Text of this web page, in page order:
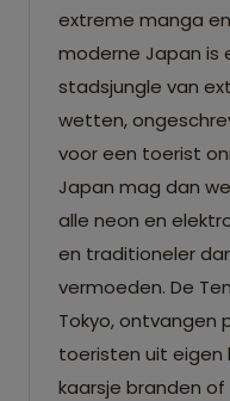
extreme manga
moderne Japan is
stadsjungle van
wetten,
voor een toerist
Japan mag dan
alle neon en
en traditioneler
vermoeden. De
Tokyo, ontvangen
toeristen uit eigen
kaarsje branden